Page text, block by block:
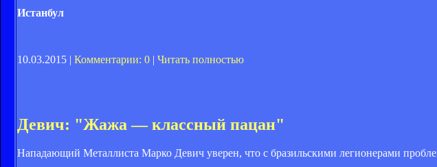
Истанбул
10.03.2015 | Комментарии: 0 | Читать полностью
Девич: "Жажа — классный пацан"
Нападающий Металлиста Марко Девич уверен, что с бразильскими легионерами